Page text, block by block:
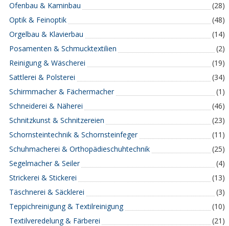
Ofenbau & Kaminbau
(28)
Optik & Feinoptik
(48)
Orgelbau & Klavierbau
(14)
Posamenten & Schmucktextilien
(2)
Reinigung & Wäscherei
(19)
Sattlerei & Polsterei
(34)
Schirmmacher & Fächermacher
(1)
Schneiderei & Näherei
(46)
Schnitzkunst & Schnitzereien
(23)
Schornsteintechnik & Schornsteinfeger
(11)
Schuhmacherei & Orthopädieschuhtechnik
(25)
Segelmacher & Seiler
(4)
Strickerei & Stickerei
(13)
Täschnerei & Säcklerei
(3)
Teppichreinigung & Textilreinigung
(10)
Textilveredelung & Färberei
(21)